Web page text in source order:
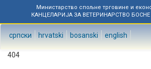
Министарство спољне трговине и
КАНЦЕЛАРИЈА ЗА ВЕТЕРИНАРСТВО
српски hrvatski bosanski english
404